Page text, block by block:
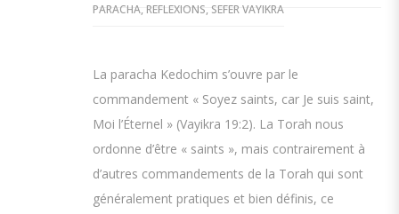
PARACHA, REFLEXIONS, SEFER VAYIKRA
La paracha Kedochim s’ouvre par le
commandement « Soyez saints, car Je suis saint,
Moi l’Éternel » (Vayikra 19:2). La Torah nous
ordonne d’être « saints », mais contrairement à
d’autres commandements de la Torah qui sont
généralement pratiques et bien définis, ce